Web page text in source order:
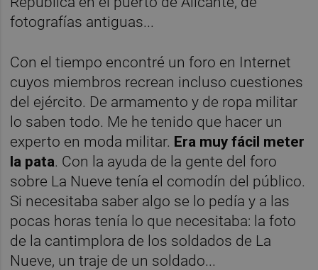
fotografías antiguas...
Con el tiempo encontré un foro en Internet
cuyos miembros recrean incluso cuestiones
del ejército. De armamento y de ropa militar
lo saben todo. Me he tenido que hacer un
experto en moda militar. Era muy fácil meter
la pata. Con la ayuda de la gente del foro
sobre La Nueve tenía el comodín del público.
Si necesitaba saber algo se lo pedía y a las
pocas horas tenía lo que necesitaba: la foto
de la cantimplora de los soldados de La
Nueve, un traje de un soldado...